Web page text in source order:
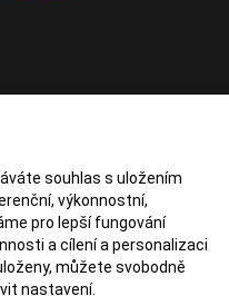
souhlas s uložením
výkonnostní,
pro lepší fungování
a cílení a personalizaci
můžete svobodně
nastavení.